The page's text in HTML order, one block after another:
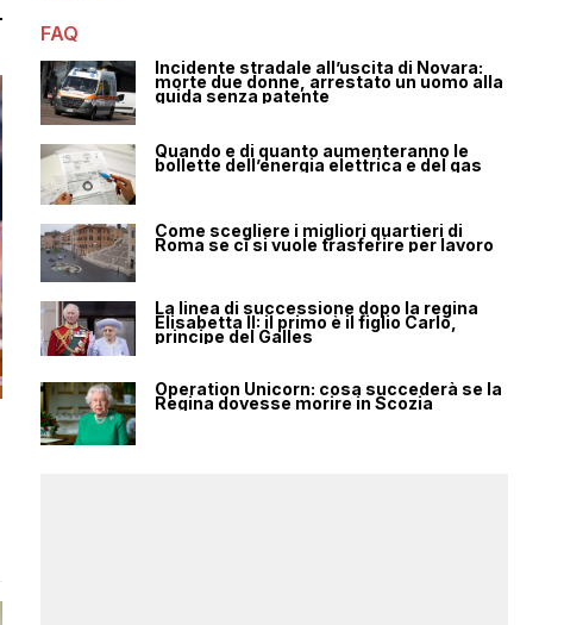
FAQ
Incidente stradale all’uscita di Novara:
morte due donne, arrestato un uomo alla
guida senza patente
Quando e di quanto aumenteranno le
bollette dell’energia elettrica e del gas
Come scegliere i migliori quartieri di
Roma se ci si vuole trasferire per lavoro
La linea di successione dopo la regina
Elisabetta II: il primo è il figlio Carlo,
principe del Galles
Operation Unicorn: cosa succederà se la
Regina dovesse morire in Scozia